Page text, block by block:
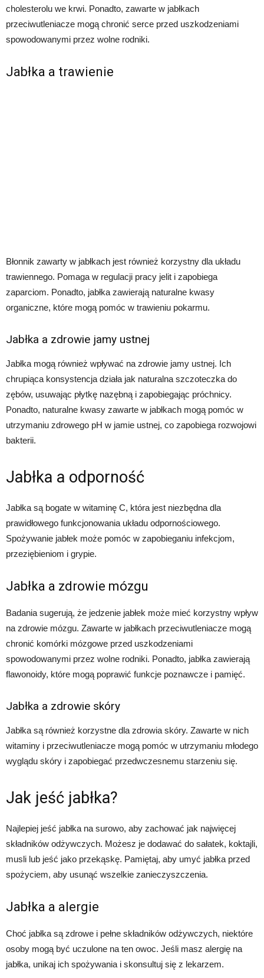
cholesterolu we krwi. Ponadto, zawarte w jabłkach
przeciwutleniacze mogą chronić serce przed uszkodzeniami
spowodowanymi przez wolne rodniki.
Jabłka a trawienie
Błonnik zawarty w jabłkach jest również korzystny dla układu
trawiennego. Pomaga w regulacji pracy jelit i zapobiega
zaparciom. Ponadto, jabłka zawierają naturalne kwasy
organiczne, które mogą pomóc w trawieniu pokarmu.
Jabłka a zdrowie jamy ustnej
Jabłka mogą również wpływać na zdrowie jamy ustnej. Ich
chrupiąca konsystencja działa jak naturalna szczoteczka do
zębów, usuwając płytkę nazębną i zapobiegając próchnicy.
Ponadto, naturalne kwasy zawarte w jabłkach mogą pomóc w
utrzymaniu zdrowego pH w jamie ustnej, co zapobiega rozwojowi
bakterii.
Jabłka a odporność
Jabłka są bogate w witaminę C, która jest niezbędna dla
prawidłowego funkcjonowania układu odpornościowego.
Spożywanie jabłek może pomóc w zapobieganiu infekcjom,
przeziębieniom i grypie.
Jabłka a zdrowie mózgu
Badania sugerują, że jedzenie jabłek może mieć korzystny wpływ
na zdrowie mózgu. Zawarte w jabłkach przeciwutleniacze mogą
chronić komórki mózgowe przed uszkodzeniami
spowodowanymi przez wolne rodniki. Ponadto, jabłka zawierają
flawonoidy, które mogą poprawić funkcje poznawcze i pamięć.
Jabłka a zdrowie skóry
Jabłka są również korzystne dla zdrowia skóry. Zawarte w nich
witaminy i przeciwutleniacze mogą pomóc w utrzymaniu młodego
wyglądu skóry i zapobiegać przedwczesnemu starzeniu się.
Jak jeść jabłka?
Najlepiej jeść jabłka na surowo, aby zachować jak najwięcej
składników odżywczych. Możesz je dodawać do sałatek, koktajli,
musli lub jeść jako przekąskę. Pamiętaj, aby umyć jabłka przed
spożyciem, aby usunąć wszelkie zanieczyszczenia.
Jabłka a alergie
Choć jabłka są zdrowe i pełne składników odżywczych, niektóre
osoby mogą być uczulone na ten owoc. Jeśli masz alergię na
jabłka, unikaj ich spożywania i skonsultuj się z lekarzem.